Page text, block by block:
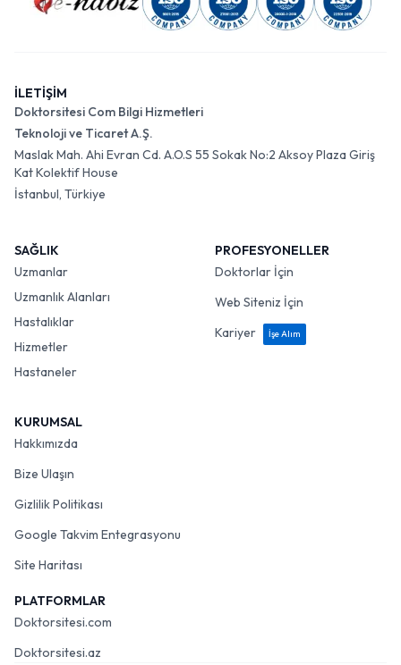
İLETİŞİM
Doktorsitesi Com Bilgi Hizmetleri
Teknoloji ve Ticaret A.Ş.
Maslak Mah. Ahi Evran Cd. A.O.S 55 Sokak No:2 Aksoy Plaza Giriş
Kat Kolektif House
İstanbul, Türkiye
SAĞLIK
Uzmanlar
Uzmanlık Alanları
Hastalıklar
Hizmetler
Hastaneler
PROFESYONELLER
Doktorlar İçin
Web Siteniz İçin
Kariyer
İşe Alım
KURUMSAL
Hakkımızda
Bize Ulaşın
Gizlilik Politikası
Google Takvim Entegrasyonu
Site Haritası
PLATFORMLAR
Doktorsitesi.com
Doktorsitesi.az